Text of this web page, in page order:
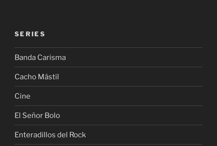
SERIES
Banda Carisma
Cacho Mástil
Cine
El Señor Bolo
Enteradillos del Rock